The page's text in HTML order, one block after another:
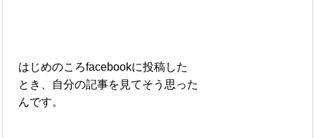
はじめのころfacebookに投稿した
とき、自分の記事を見てそう思った
んです。